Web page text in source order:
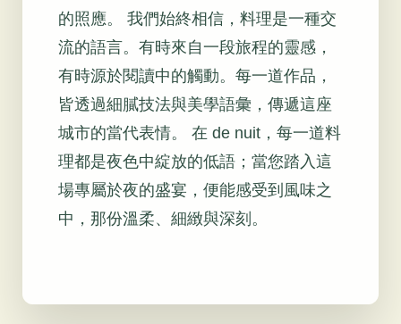
的照應。 我們始終相信，料理是一種交
流的語言。有時來自一段旅程的靈感，
有時源於閱讀中的觸動。每一道作品，
皆透過細膩技法與美學語彙，傳遞這座
城市的當代表情。 在 de nuit，每一道料
理都是夜色中綻放的低語；當您踏入這
場專屬於夜的盛宴，便能感受到風味之
中，那份溫柔、細緻與深刻。